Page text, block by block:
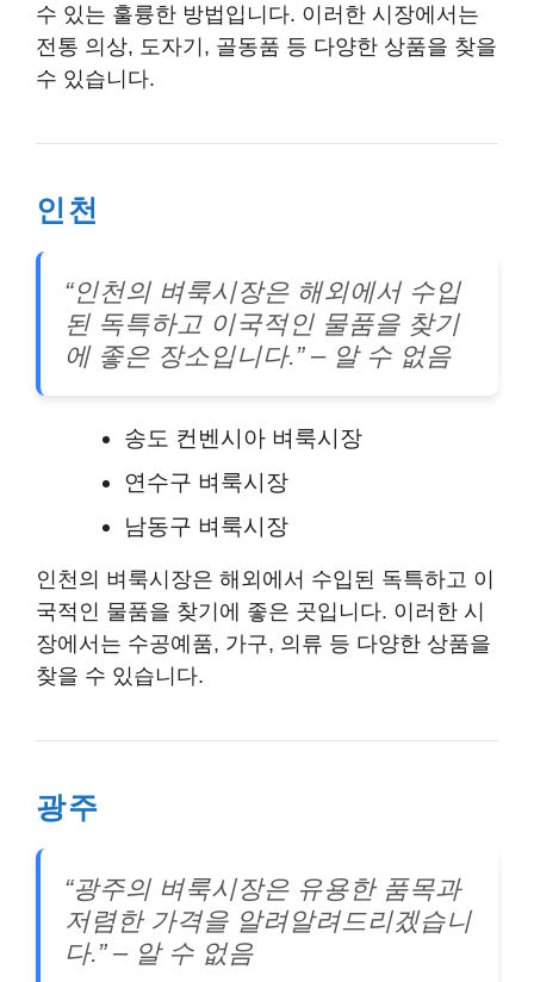
수 있는 훌륭한 방법입니다. 이러한 시장에서는
전통 의상, 도자기, 골동품 등 다양한 상품을 찾을
수 있습니다.
인천
“인천의 벼룩시장은 해외에서 수입
된 독특하고 이국적인 물품을 찾기
에 좋은 장소입니다.”– 알 수 없음
송도 컨벤시아 벼룩시장
연수구 벼룩시장
남동구 벼룩시장
인천의 벼룩시장은 해외에서 수입된 독특하고 이
국적인 물품을 찾기에 좋은 곳입니다. 이러한 시
장에서는 수공예품, 가구, 의류 등 다양한 상품을
찾을 수 있습니다.
광주
“광주의 벼룩시장은 유용한 품목과
저렴한 가격을 알려알려드리겠습니
다.”– 알 수 없음